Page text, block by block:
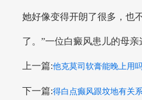
她好像变得开朗了很多，也
了。”一位白癜风患儿的母亲
上一篇:他克莫司软膏能晚上用
下一篇:得白点癫风跟坟地有关